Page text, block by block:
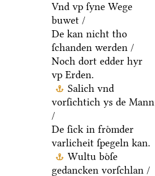
Vnd vp ſyne Wege
buwet /
De kan nicht tho
ſchanden werden /
Noch dort edder hyr
vp Erden.
Salich vnd
vorſichtich ys de Mann
/
De ſick in froͤmder
varlicheit ſpegeln kan.
Wultu boͤſe
gedancken vorſchlan /